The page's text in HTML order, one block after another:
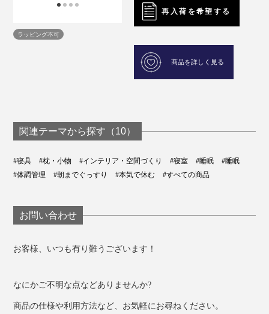
ラッピング不可
再入荷を希望する
商品を詳しく見る
関連テーマから探す（10）
#寝具 #枕・小物 #インテリア・空間づくり #寝室 #睡眠
#睡眠
#体調管理
#朝までぐっすり #本気で休む #すべての商品
お問い合わせ
お客様、いつも有り難うございます！
なにかご不明な点などありませんか?
商品の仕様や利用方法など、お気軽にお尋ねください。